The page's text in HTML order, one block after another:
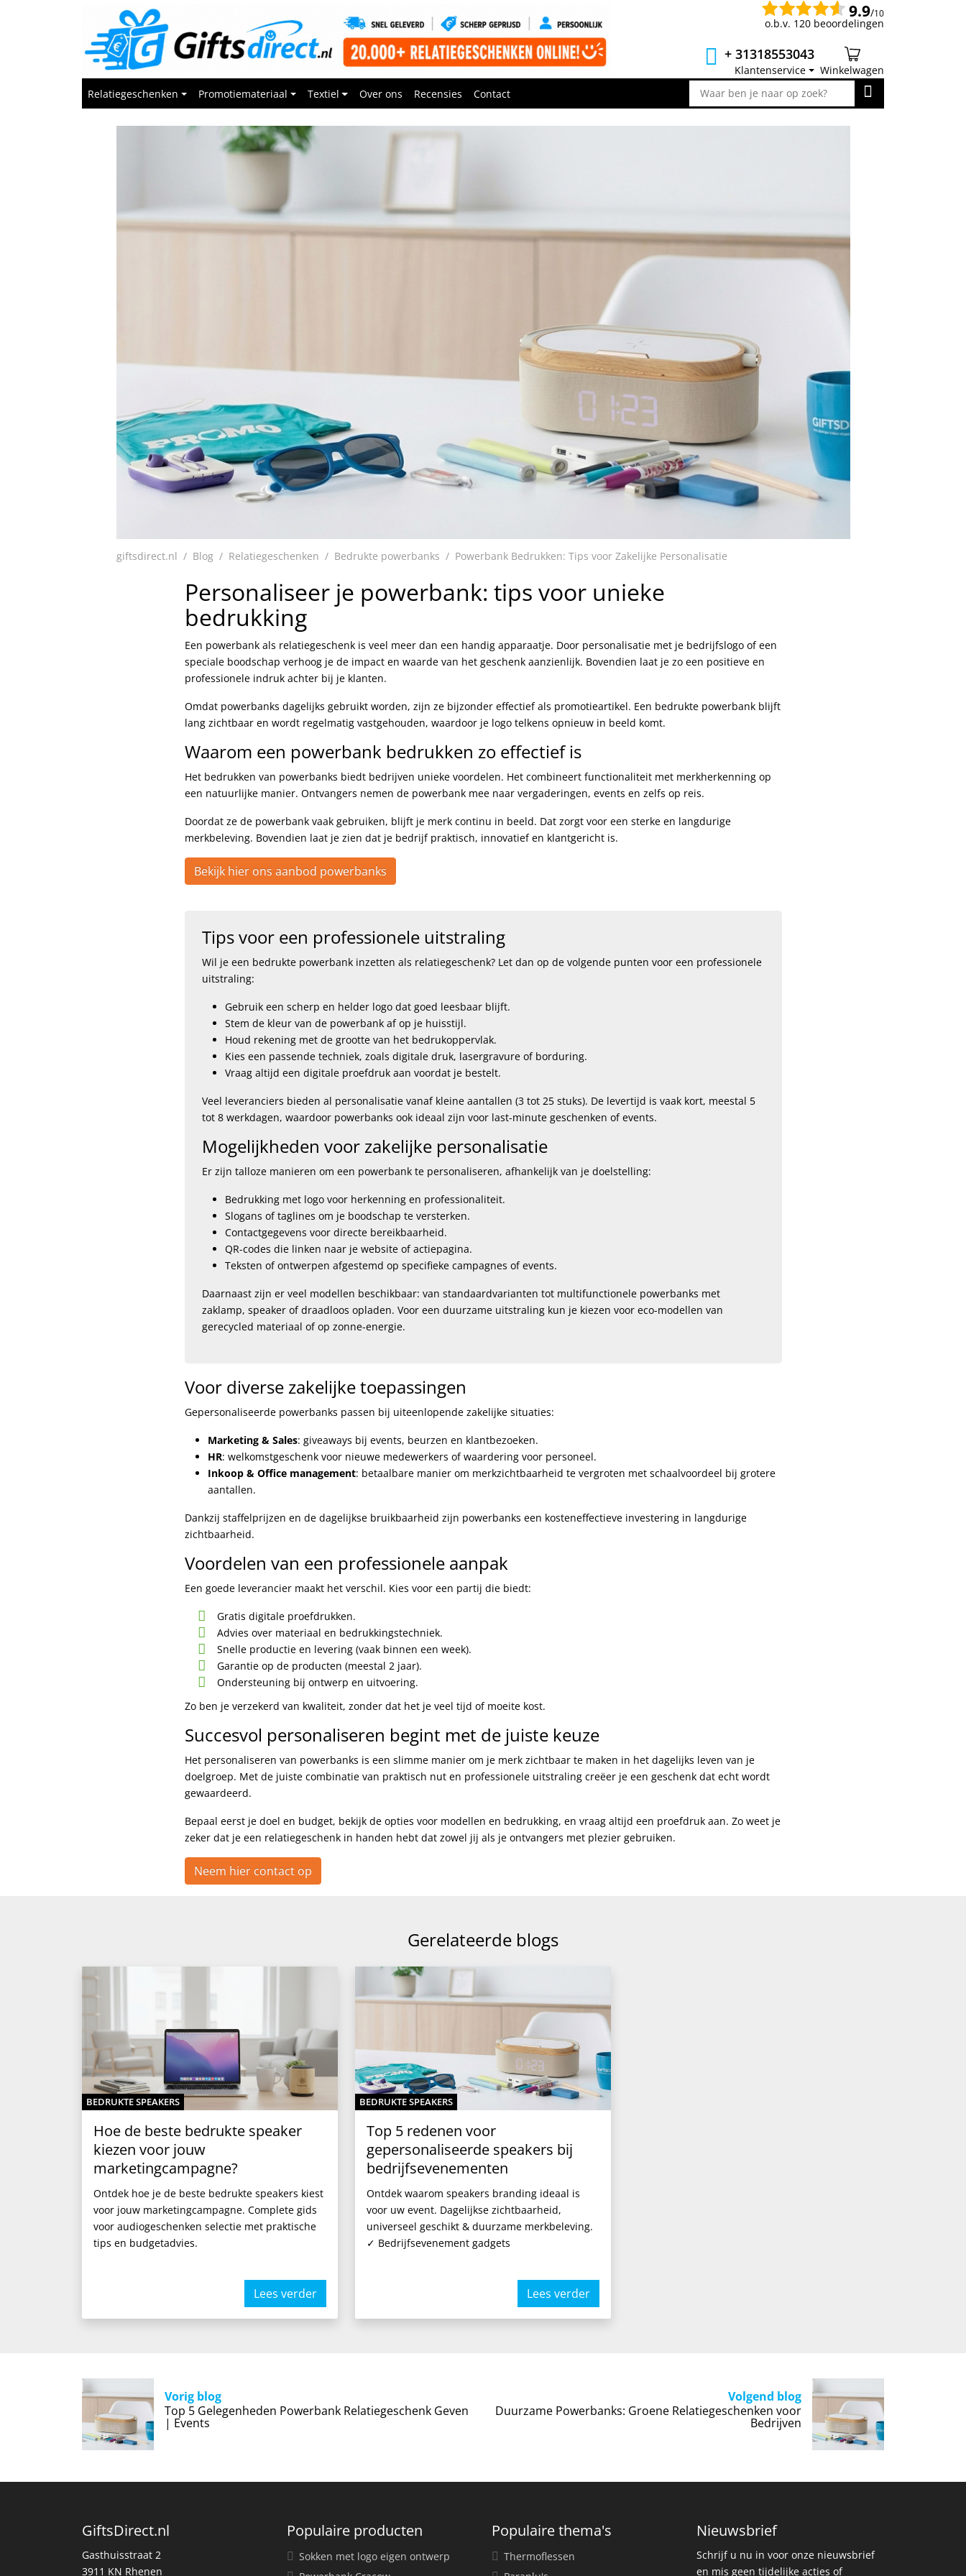
9.9/10
o.b.v. 120 beoordelingen
+ 31318553043
Klantenservice
Winkelwagen
Relatiegeschenken
Promotiemateriaal Textiel Over ons Recensies Contact
giftsdirect.nl Blog Relatiegeschenken Bedrukte powerbanks Powerbank Bedrukken: Tips voor Zakelijke Personalisatie
Personaliseer je powerbank: tips voor unieke
bedrukking
Een powerbank als relatiegeschenk is veel meer dan een handig apparaatje. Door personalisatie met je bedrijfslogo of een
speciale boodschap verhoog je de impact en waarde van het geschenk aanzienlijk. Bovendien laat je zo een positieve en
professionele indruk achter bij je klanten.
Omdat powerbanks dagelijks gebruikt worden, zijn ze bijzonder effectief als promotieartikel. Een bedrukte powerbank blijft
lang zichtbaar en wordt regelmatig vastgehouden, waardoor je logo telkens opnieuw in beeld komt.
Waarom een powerbank bedrukken zo effectief is
Het bedrukken van powerbanks biedt bedrijven unieke voordelen. Het combineert functionaliteit met merkherkenning op
een natuurlijke manier. Ontvangers nemen de powerbank mee naar vergaderingen, events en zelfs op reis.
Doordat ze de powerbank vaak gebruiken, blijft je merk continu in beeld. Dat zorgt voor een sterke en langdurige
merkbeleving. Bovendien laat je zien dat je bedrijf praktisch, innovatief en klantgericht is.
Bekijk hier ons aanbod powerbanks
Tips voor een professionele uitstraling
Wil je een bedrukte powerbank inzetten als relatiegeschenk? Let dan op de volgende punten voor een professionele
uitstraling:
Gebruik een scherp en helder logo dat goed leesbaar blijft.
Stem de kleur van de powerbank af op je huisstijl.
Houd rekening met de grootte van het bedrukoppervlak.
Kies een passende techniek, zoals digitale druk, lasergravure of borduring.
Vraag altijd een digitale proefdruk aan voordat je bestelt.
Veel leveranciers bieden al personalisatie vanaf kleine aantallen (3 tot 25 stuks). De levertijd is vaak kort, meestal 5
tot 8 werkdagen, waardoor powerbanks ook ideaal zijn voor last-minute geschenken of events.
Mogelijkheden voor zakelijke personalisatie
Er zijn talloze manieren om een powerbank te personaliseren, afhankelijk van je doelstelling:
Bedrukking met logo voor herkenning en professionaliteit.
Slogans of taglines om je boodschap te versterken.
Contactgegevens voor directe bereikbaarheid.
QR-codes die linken naar je website of actiepagina.
Teksten of ontwerpen afgestemd op specifieke campagnes of events.
Daarnaast zijn er veel modellen beschikbaar: van standaardvarianten tot multifunctionele powerbanks met
zaklamp, speaker of draadloos opladen. Voor een duurzame uitstraling kun je kiezen voor eco-modellen van
gerecycled materiaal of op zonne-energie.
Voor diverse zakelijke toepassingen
Gepersonaliseerde powerbanks passen bij uiteenlopende zakelijke situaties:
Marketing & Sales: giveaways bij events, beurzen en klantbezoeken.
HR: welkomstgeschenk voor nieuwe medewerkers of waardering voor personeel.
Inkoop & Office management: betaalbare manier om merkzichtbaarheid te vergroten met schaalvoordeel bij grotere
aantallen.
Dankzij staffelprijzen en de dagelijkse bruikbaarheid zijn powerbanks een kosteneffectieve investering in langdurige
zichtbaarheid.
Voordelen van een professionele aanpak
Een goede leverancier maakt het verschil. Kies voor een partij die biedt:
Gratis digitale proefdrukken.
Advies over materiaal en bedrukkingstechniek.
Snelle productie en levering (vaak binnen een week).
Garantie op de producten (meestal 2 jaar).
Ondersteuning bij ontwerp en uitvoering.
Zo ben je verzekerd van kwaliteit, zonder dat het je veel tijd of moeite kost.
Succesvol personaliseren begint met de juiste keuze
Het personaliseren van powerbanks is een slimme manier om je merk zichtbaar te maken in het dagelijks leven van je
doelgroep. Met de juiste combinatie van praktisch nut en professionele uitstraling creëer je een geschenk dat echt wordt
gewaardeerd.
Bepaal eerst je doel en budget, bekijk de opties voor modellen en bedrukking, en vraag altijd een proefdruk aan. Zo weet je
zeker dat je een relatiegeschenk in handen hebt dat zowel jij als je ontvangers met plezier gebruiken.
Neem hier contact op
Gerelateerde blogs
BEDRUKTE SPEAKERS
Hoe de beste bedrukte speaker
kiezen voor jouw
marketingcampagne?
Ontdek hoe je de beste bedrukte speakers kiest
voor jouw marketingcampagne. Complete gids
voor audiogeschenken selectie met praktische
tips en budgetadvies.
Lees verder
BEDRUKTE SPEAKERS
Top 5 redenen voor
gepersonaliseerde speakers bij
bedrijfsevenementen
Ontdek waarom speakers branding ideaal is
voor uw event. Dagelijkse zichtbaarheid,
universeel geschikt & duurzame merkbeleving.
✓ Bedrijfsevenement gadgets
Lees verder
Vorig blog
Top 5 Gelegenheden Powerbank Relatiegeschenk Geven
| Events
Volgend blog
Duurzame Powerbanks: Groene Relatiegeschenken voor
Bedrijven
GiftsDirect.nl
Gasthuisstraat 2
3911 KN Rhenen
Populaire producten
Sokken met logo eigen ontwerp
Populaire thema's
Thermoflessen
Nieuwsbrief
Schrijf u nu in voor onze nieuwsbrief
en mis geen tijdelijke acties of